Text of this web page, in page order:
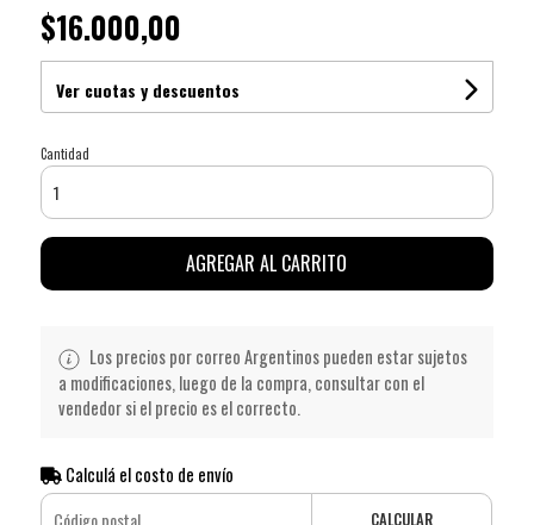
$16.000,00
Ver cuotas y descuentos
Cantidad
AGREGAR AL CARRITO
Los precios por correo Argentinos pueden estar sujetos
a modificaciones, luego de la compra, consultar con el
vendedor si el precio es el correcto.
Calculá el costo de envío
CALCULAR